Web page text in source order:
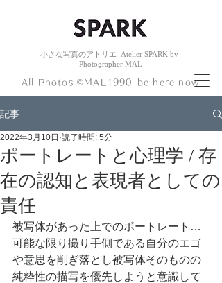
​All Photos ©︎MAL1990-be here now
小さな写真のアトリエ Atelier SPARK by
Photographer MAL
記事
ポートレートと心理学 / 存
在の認知と表現者としての
責任
2022年3月10日 読了時間: 5分
被写体があった上でのポートレート…
可能な限り撮り手側である自分のエゴ
や意思を削ぎ落とし被写体そのものの
純粋性の描写を優先しようと意識して